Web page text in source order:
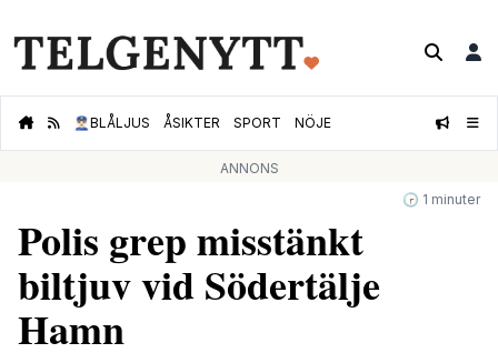
👮🏻‍♂️BLÅLJUS ÅSIKTER SPORT NÖJE
ANNONS
🕝 1 minuter
Polis grep misstänkt
biltjuv vid Södertälje
Hamn